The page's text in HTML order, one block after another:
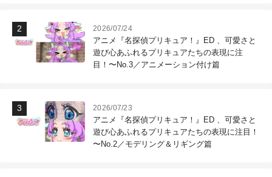
2026/07/24
アニメ『名探偵プリキュア！』ED 、可愛さと
遊び心あふれるプリキュアたちの表現に注
目！〜No.3／アニメーション付け篇
2026/07/23
アニメ『名探偵プリキュア！』ED 、可愛さと
遊び心あふれるプリキュアたちの表現に注目！
〜No.2／モデリング＆リギング篇